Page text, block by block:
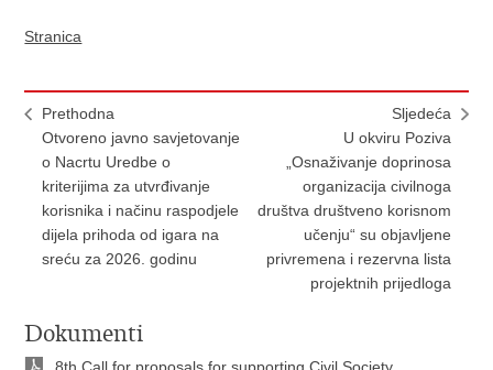
Stranica
Prethodna
Otvoreno javno savjetovanje
o Nacrtu Uredbe o
kriterijima za utvrđivanje
korisnika i načinu raspodjele
dijela prihoda od igara na
sreću za 2026. godinu
Sljedeća
U okviru Poziva
„Osnaživanje doprinosa
organizacija civilnoga
društva društveno korisnom
učenju“ su objavljene
privremena i rezervna lista
projektnih prijedloga
Dokumenti
8th Call for proposals for supporting Civil Society